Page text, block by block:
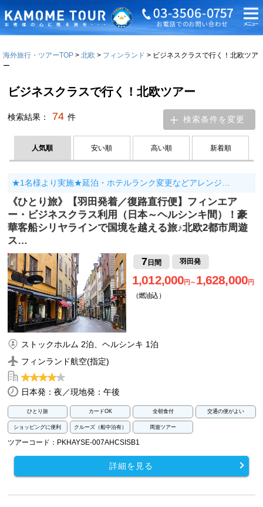
海外旅行・ツアーTOP 北欧 フィンランド
ビジネスクラスで行く！北欧ツア
ー
ビジネスクラスで行く！北欧ツアー
検索結果： 74 件 検索条件を変更
人気順 安い順 高い順 新着順
★1名様より実施★延泊・ホテルランク変更などアレンジ…
《ひとり旅》【羽田発着／復路直行便】フィンエア
ー・ビジネスクラス利用（日本～ヘルシンキ間）！豪
華客船シリヤラインで国境を越える旅♪北欧2都市周遊
ス…
7 日間 羽田発
1,012,000円～ 1,628,000円
（燃油込）
ストックホルム 2泊、ヘルシンキ 1泊
フィンランド航空(指定)
日本発：夜／現地発：午後
ひとり旅 カードOK 全朝食付 交通の便がよい
ショッピングに便利 クルーズ（船中泊有） 周遊ツアー
ツアーコード：PKHAYSE-007AHCSISB1
詳細を見る